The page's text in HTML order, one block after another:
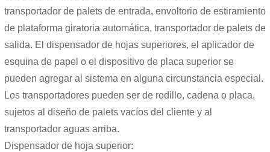
transportador de palets de entrada, envoltorio de estiramiento
de plataforma giratoria automática, transportador de palets de
salida. El dispensador de hojas superiores, el aplicador de
esquina de papel o el dispositivo de placa superior se
pueden agregar al sistema en alguna circunstancia especial.
Los transportadores pueden ser de rodillo, cadena o placa,
sujetos al diseño de palets vacíos del cliente y al
transportador aguas arriba.
Dispensador de hoja superior: